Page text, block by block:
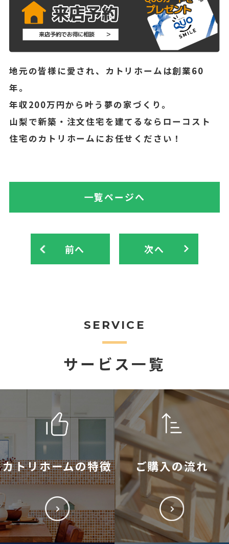
地元の皆様に愛され、カトリホームは創業60
年。
年収200万円から叶う夢の家づくり。
山梨で新築・注文住宅を建てるならローコスト
住宅のカトリホームにお任せください！
前へ
一覧ページへ
次へ
SERVICE
サービス一覧
カトリホームの特徴 ご購入の流れ